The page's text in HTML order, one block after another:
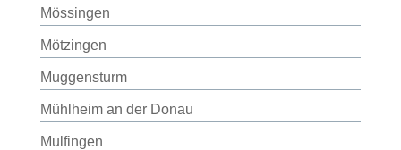
Mössingen
Mötzingen
Muggensturm
Mühlheim an der Donau
Mulfingen